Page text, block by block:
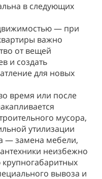
в следующих
— при
важно
от вещей
и создать
для новых
время или после
мусора,
утилизации
— замена мебели,
неизбежно
вывоза и